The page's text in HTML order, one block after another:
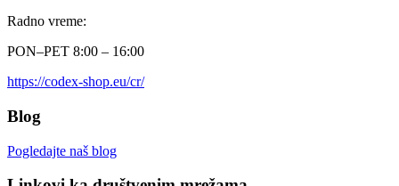
Radno vreme:
PON–PET 8:00 – 16:00
https://codex-shop.eu/cr/
Blog
Pogledajte naš blog